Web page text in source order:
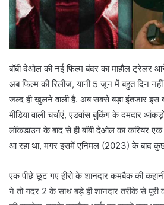
बॉबी देओल की नई फिल्म बंदर का माहौल ट्रेलर
अब फिल्म की रिलीज, यानी 5 जून में बहुत दिन
जल्द ही खुलने वाली है. अब सबसे बड़ा इंतजार इस
मीडिया वाली चर्चाएं, एडवांस बुकिंग के दमदार
लॉकडाउन के बाद से ही बॉबी देओल का करियर
आ रहा था, मगर इसमें एनिमल (2023) के बाद
एक पीछे छूट गए हीरो के शानदार कमबैक की
ने तो गदर 2 के साथ बड़े ही शानदार तरीके से पूरी